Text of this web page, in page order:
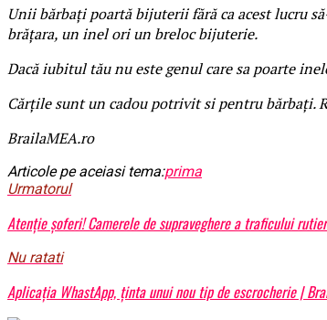
Unii bărbați poartă bijuterii fără ca acest lucru
brățara, un inel ori un breloc bijuterie.
Dacă iubitul tău nu este genul care sa poarte
Cărțile sunt un cadou potrivit si pentru bărbați.
BrailaMEA.ro
Articole pe aceiasi tema:prima
Urmatorul
Atenție șoferi! Camerele de supraveghere a traficului
Nu ratati
Aplicația WhastApp, ținta unui nou tip de escrocherie |